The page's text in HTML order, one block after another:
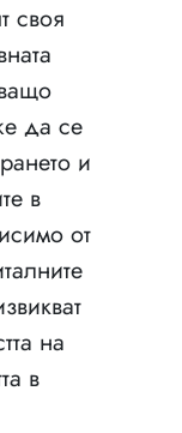
своя
да се
и
в
от
на
в